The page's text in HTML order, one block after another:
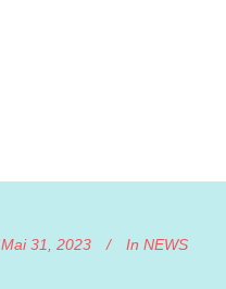
Mai 31, 2023 In NEWS